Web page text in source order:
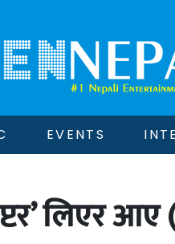
EVENTS
लिएर आए